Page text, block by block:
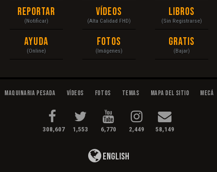
Reportar
(Notificar)
Ayuda
(Online)
Vídeos
(Alta Calidad FHD)
Fotos
(Imágenes)
Libros
(Sin Registrarse)
Gratis
(Bajar)
Maquinaria Pesada Vídeos Fotos Temas Mapa del Sitio
308,607 1,553 6,770 2,449 58,149
English